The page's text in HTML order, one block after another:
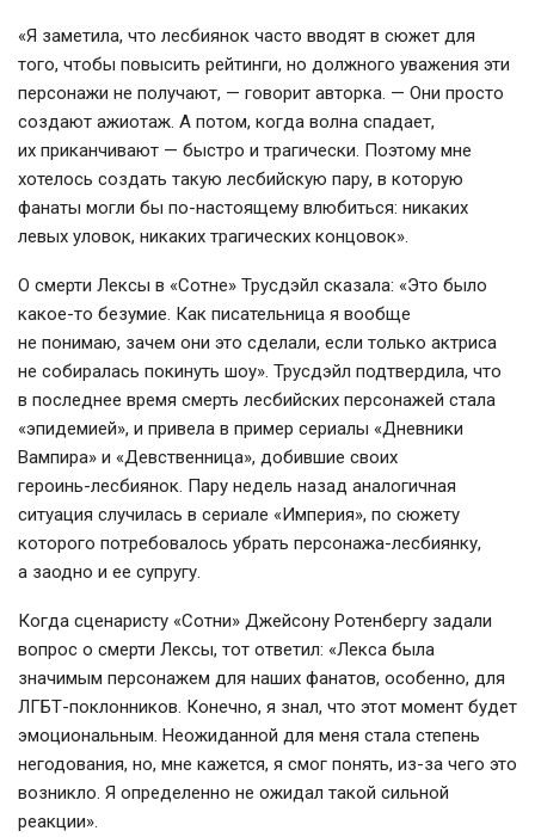
«Я заметила, что лесбиянок часто вводят в сюжет для
того, чтобы повысить рейтинги, но должного уважения эти
персонажи не получают, — говорит авторка. — Они просто
создают ажиотаж. А потом, когда волна спадает,
их приканчивают — быстро и трагически. Поэтому мне
хотелось создать такую лесбийскую пару, в которую
фанаты могли бы по-настоящему влюбиться: никаких
левых уловок, никаких трагических концовок».
О смерти Лексы в «Сотне» Трусдэйл сказала: «Это было
какое-то безумие. Как писательница я вообще
не понимаю, зачем они это сделали, если только актриса
не собиралась покинуть шоу». Трусдэйл подтвердила, что
в последнее время смерть лесбийских персонажей стала
«эпидемией», и привела в пример сериалы «Дневники
Вампира» и «Девственница», добившие своих
героинь-лесбиянок. Пару недель назад аналогичная
ситуация случилась в сериале «Империя», по сюжету
которого потребовалось убрать персонажа-лесбиянку,
а заодно и ее супругу.
Когда сценаристу «Сотни» Джейсону Ротенбергу задали
вопрос о смерти Лексы, тот ответил: «Лекса была
значимым персонажем для наших фанатов, особенно, для
ЛГБТ-поклонников. Конечно, я знал, что этот момент будет
эмоциональным. Неожиданной для меня стала степень
негодования, но, мне кажется, я смог понять, из-за чего это
возникло. Я определенно не ожидал такой сильной
реакции».